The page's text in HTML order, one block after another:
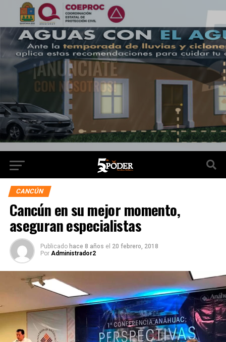
CANCÚN
Cancún en su mejor momento,
aseguran especialistas
Publicado hace 8 años el 20 febrero, 2018
Por Administrador2